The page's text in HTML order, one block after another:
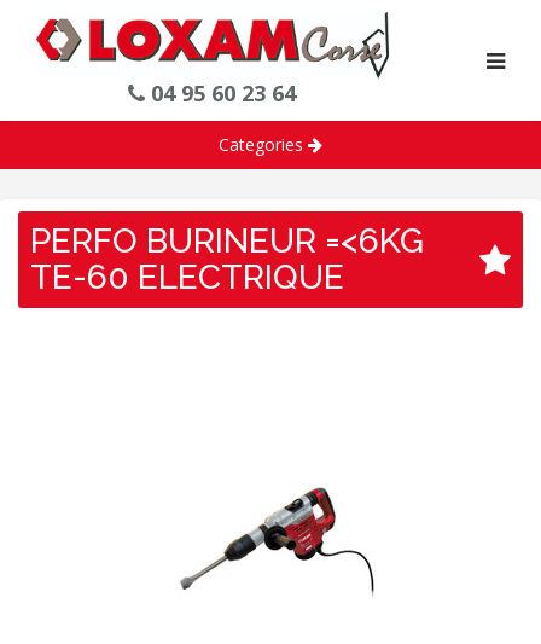
04 95 60 23 64
Categories
PERFO BURINEUR =<6KG
TE-60 ELECTRIQUE